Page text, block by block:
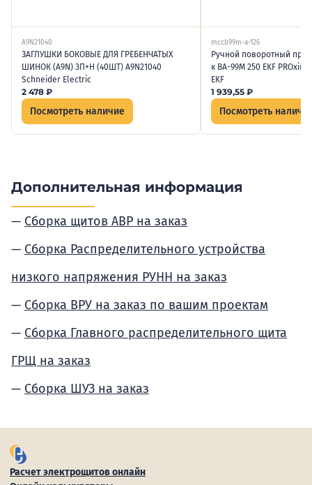
A9N21040
ЗАГЛУШКИ БОКОВЫЕ ДЛЯ ГРЕБЕНЧАТЫХ
ШИНОК (A9N) 3П+H (40ШТ) A9N21040
Schneider Electric
2 478 ₽
Посмотреть наличие
mccb99m-a-126
Ручной поворотный
к ВА-99М 250 EKF
EKF
1 939,55 ₽
Посмотреть
Дополнительная информация
Сборка щитов АВР на заказ
Сборка Распределительного устройства
низкого напряжения РУНН на заказ
Сборка ВРУ на заказ по вашим проектам
Сборка Главного распределительного щита
ГРЩ на заказ
Сборка ШУЗ на заказ
Расчет электрощитов онлайн